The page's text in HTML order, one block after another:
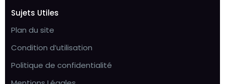
Sujets Utiles
Plan du site
Condition d’utilisation
Politique de confidentialité